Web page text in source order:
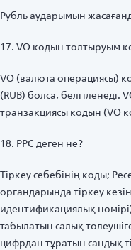
Рубль аударымын
17. VO кодын толтыруым
VO (валюта операциясы)
(RUB) болса, белгіленеді.
транзакциясы кодын (VO
18. PPC деген не?
Тіркеу себебінің коды;
органдарында тіркеу
идентификациялық
табылатын салық
цифрдан тұратын сандық